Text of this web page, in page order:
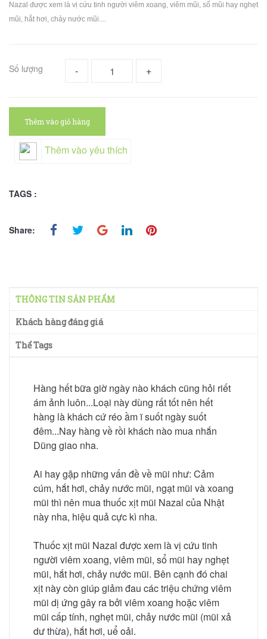
Nazal được xem là vị cứu tinh người viêm xoang, viêm mũi, sổ mũi hay nghẹt
mũi, hắt hơi, chảy nước mũi....
Số lượng - +
Thêm vào giỏ hàng
Thêm vào yêu thích
TAGS :
Share:
THÔNG TIN SẢN PHẨM
Khách hàng đáng giá
Thể Tags
Hàng hết bữa giờ ngày nào khách cũng hỏi riết
ám ảnh luôn...Loại này dùng rất tốt nên hết
hàng là khách cứ réo ầm ĩ suốt ngày suốt
đêm...Nay hàng về rồi khách nào mua nhắn
Dũng giao nha.
Ai hay gặp những vấn đề về mũi như: Cảm
cúm, hắt hơi, chảy nước mũi, ngạt mũi và xoang
mũi thì nên mua thuốc xịt mũi Nazal của Nhật
này nha, hiệu quả cực kì nha.
Thuốc xịt mũi Nazal được xem là vị cứu tinh
người viêm xoang, viêm mũi, sổ mũi hay nghẹt
mũi, hắt hơi, chảy nước mũi. Bên cạnh đó chai
xịt này còn giúp giảm đau các triệu chứng viêm
mũi dị ứng gây ra bởi viêm xoang hoặc viêm
mũi cấp tính, nghẹt mũi, chảy nước mũi (mũi xả
dư thừa), hắt hơi, uể oải.